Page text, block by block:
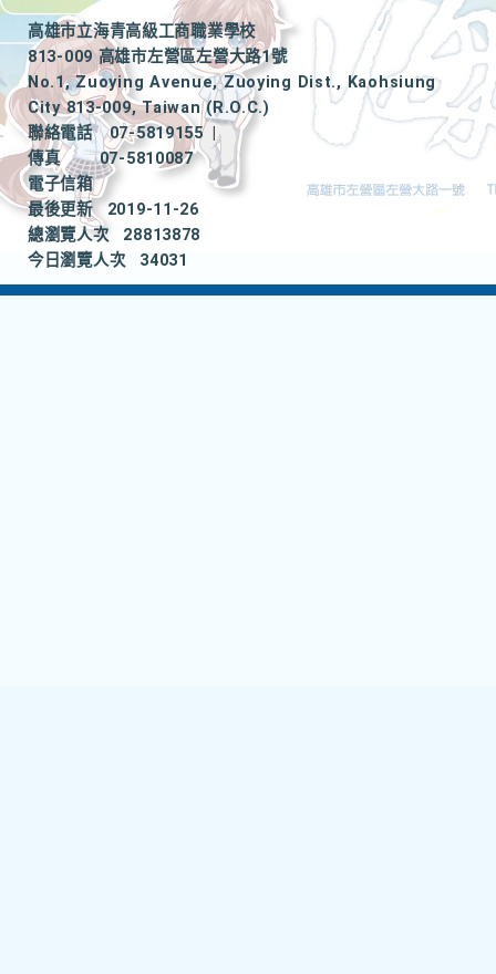
高雄市立海青高級工商職業學校
813-009 高雄市左營區左營大路1號
No.1, Zuoying Avenue, Zuoying Dist., Kaohsiung
City 813-009, Taiwan (R.O.C.)
聯絡電話
07-5819155
|
傳真
07-5810087
電子信箱
最後更新
2019-11-26
總瀏覽人次
28813878
今日瀏覽人次
34031